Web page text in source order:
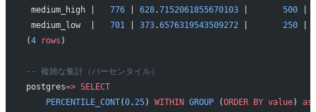
medium_high | 776 | 628.7152061855670103 | 500
medium_low  | 701 | 373.6576319543509272 | 250
(4 rows )
-- 複雑な集計（パーセンタイル）
postgres=> SELECT
    PERCENTILE_CONT
(0. 25) WITHIN GROUP (ORDER BY value) as